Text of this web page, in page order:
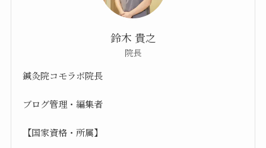
鈴木 貴之
院長
鍼灸院コモラボ院長
ブログ管理・編集者
【国家資格・所属】